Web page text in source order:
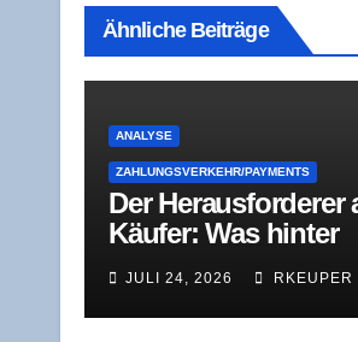
Ähnliche Beiträge
ANALYSE
ZAHLUNGSVERKEHR/PAYMENTS
Der Her­aus­for­de­rer
Käu­fer: Was hin­ter
für Pay­Pal steckt
JULI 24, 2026 RKEUPER